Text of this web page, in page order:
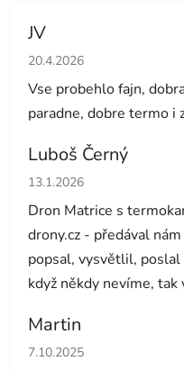
JV
Hodnocení obchodu je 5
20.4.2026
Vse probehlo fajn,
paradne, dobre termo i
Luboš Černý
Hodnocení obchodu je 5
13.1.2026
Dron Matrice s
drony.cz - předával
popsal, vysvětlil,
když někdy nevíme, tak
Martin
Hodnocení obchodu je 5
7.10.2025